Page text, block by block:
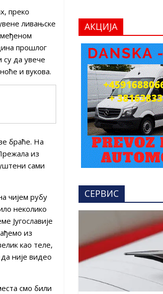
преко
ливањске
прошлог
да увече
и вукова.
браће. На
из
сами
чијем рубу
неколико
Југославије
из
као теле,
није видео
смо били
АКЦИЈА
СЕРВИС